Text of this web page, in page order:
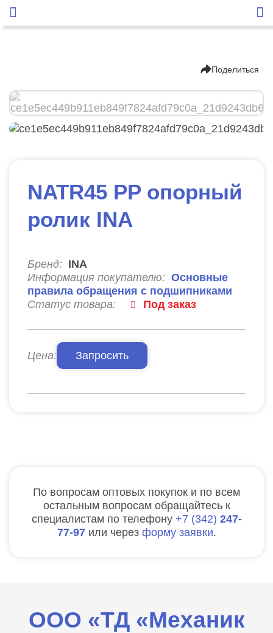
Поделиться
NATR45 PP опорный
ролик INA
Бренд: INA
Информация покупателю: Основные
правила обращения с подшипниками
Статус товара:
Под заказ
Цена: Запросить
По вопросам оптовых покупок и по всем
остальным вопросам обращайтесь к
специалистам по телефону
7 342 247-
77-97 или через форму заявки.
ООО «ТД «Механик